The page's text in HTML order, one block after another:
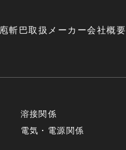
庖斬巴取扱メーカー会社概要
溶接関係
電気・電源関係